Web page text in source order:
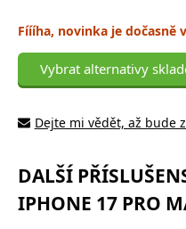
Fíííha, novinka je dočasně
Vybrat alternativy
Dejte mi vědět, až bude
DALŠÍ
IPHONE 17 PRO